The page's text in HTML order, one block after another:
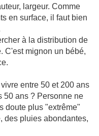
largeur. Comme
en surface, il faut bien
à la distribution de
C'est mignon un bébé,
entre 50 et 200 ans
50 ans ? Personne ne
doute plus "extrême"
des pluies abondantes,